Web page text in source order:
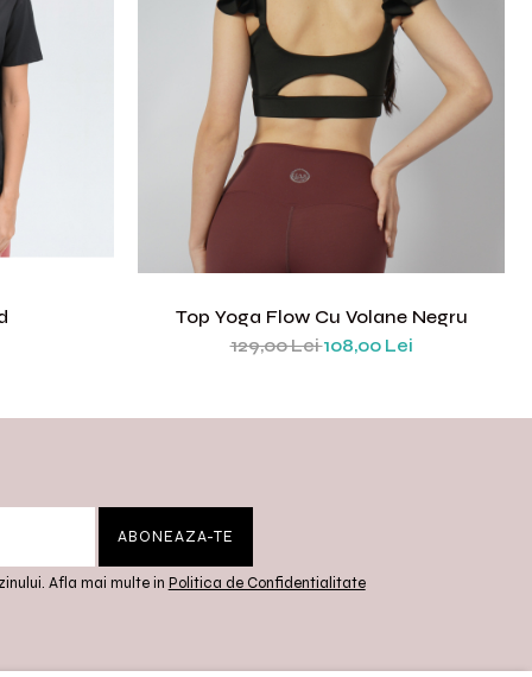
Top Yoga Flow Cu Volane Negru
129,00 Lei108,00 Lei
Afla mai multe in Politica de Confidentialitate